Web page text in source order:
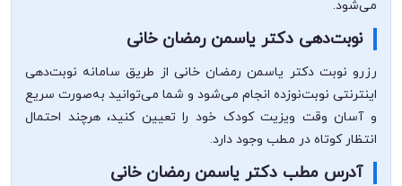
می‌شود.
نوبت‌دهی دکتر یاسمن رمضان خانی
رزرو نوبت دکتر یاسمن رمضان خانی از طریق سامانه نوبت‌دهی
اینترنتی نوبت‌نوزده انجام می‌شود و شما می‌توانید به‌صورت سریع
و آسان وقت ویزیت کودک خود را تعیین کنید، هرچند احتمال
انتظار کوتاه در مطب وجود دارد.
آدرس مطب دکتر یاسمن رمضان خانی